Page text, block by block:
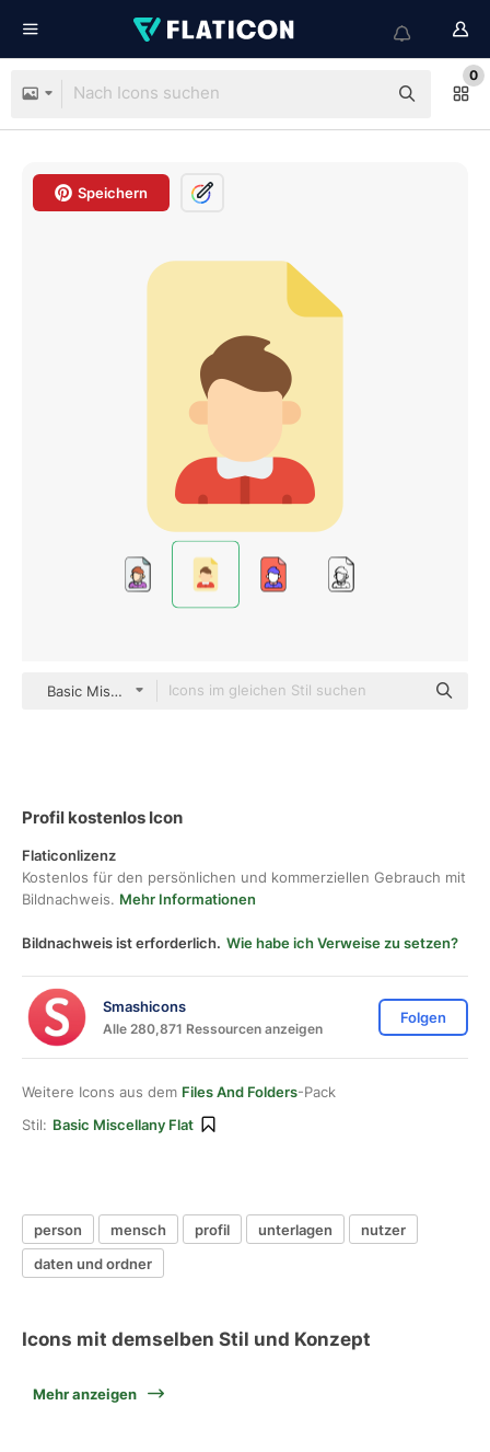
0
Speichern
Basic Miscellany Flat
Profil kostenlos Icon
Flaticonlizenz
Kostenlos für den persönlichen und kommerziellen Gebrauch mit
Bildnachweis. Mehr Informationen
Bildnachweis ist erforderlich. Wie habe ich Verweise zu setzen?
Smashicons
Alle 280,871 Ressourcen anzeigen
Folgen
Weitere Icons aus dem Files And Folders-Pack
Stil: Basic Miscellany Flat
person mensch profil unterlagen
nutzer
daten und ordner
Icons mit demselben Stil und Konzept
Mehr anzeigen